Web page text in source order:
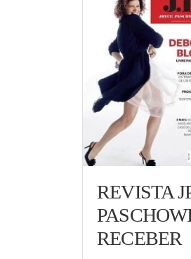
REVISTA
RECEBER